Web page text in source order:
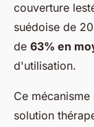
couverture
suédoise de
de 63% en
d'utilisation.
Ce
solution